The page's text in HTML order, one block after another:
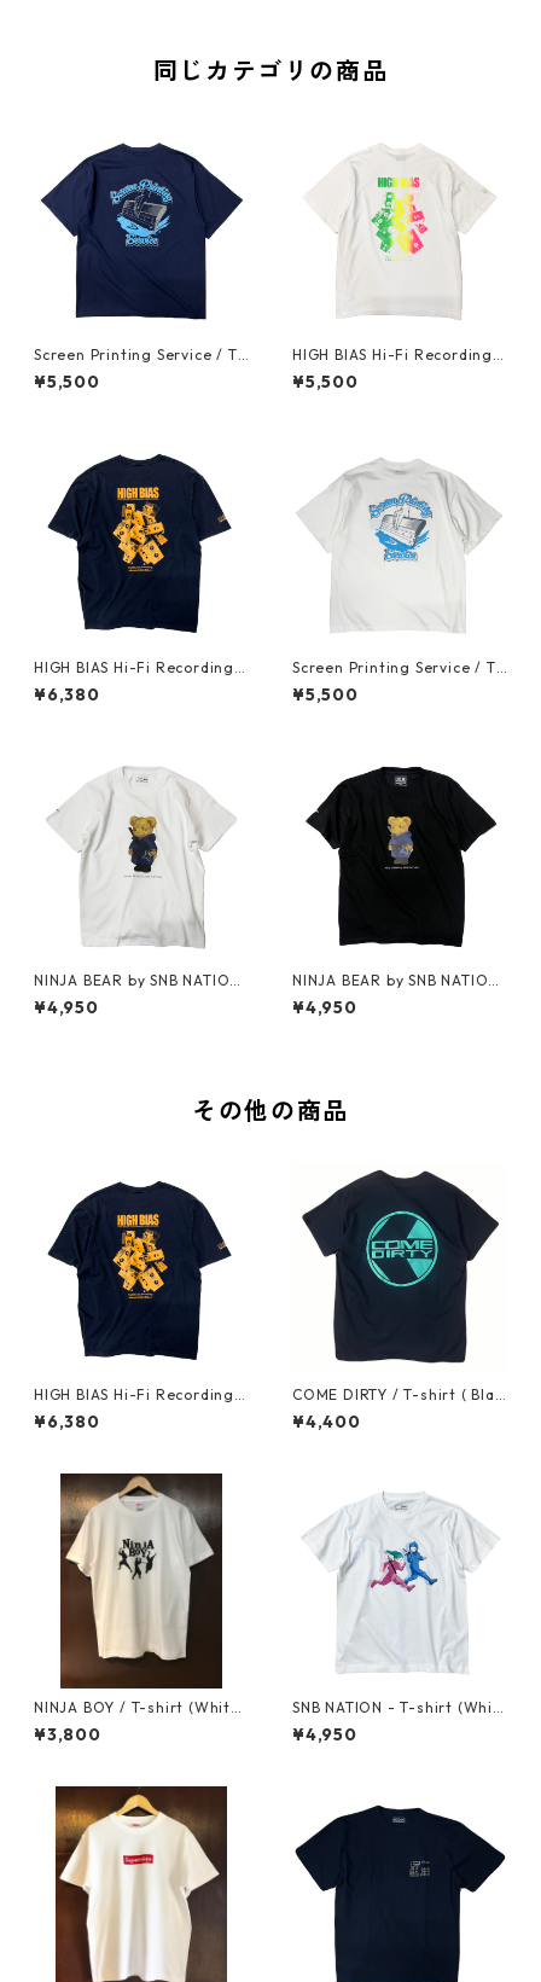
同じカテゴリの商品
Screen Printing Service / T-
shirt (Indigo)
¥5,500
HIGH BIAS Hi-Fi Recording T
-shirt "NEON COLOR" (Fluo
rescent Gradient)
¥5,500
HIGH BIAS Hi-Fi Recording T
-shirt (Fade Navy x Marigol
d)
¥6,380
Screen Printing Service / T-
shirt (Vanilla White)
¥5,500
NINJA BEAR by SNB NATION
/ T-shirt (White)
¥4,950
NINJA BEAR by SNB NATION
/ T-shirt
¥4,950
その他の商品
HIGH BIAS Hi-Fi Recording T
-shirt (Fade Navy x Marigol
d)
¥6,380
COME DIRTY / T-shirt ( Blac
k x Mint)
¥4,400
NINJA BOY / T-shirt (White
×Black)
¥3,800
SNB NATION - T-shirt (Whit
e)
¥4,950